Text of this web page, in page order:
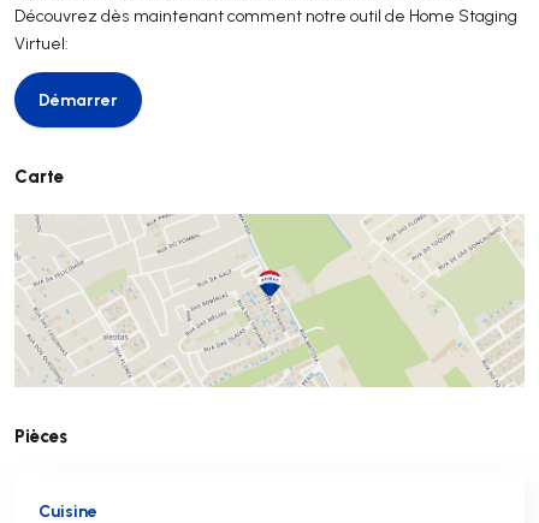
Découvrez dès maintenant comment notre outil de Home Staging
Virtuel:
Démarrer
Démarrer
Carte
Pièces
Cuisine